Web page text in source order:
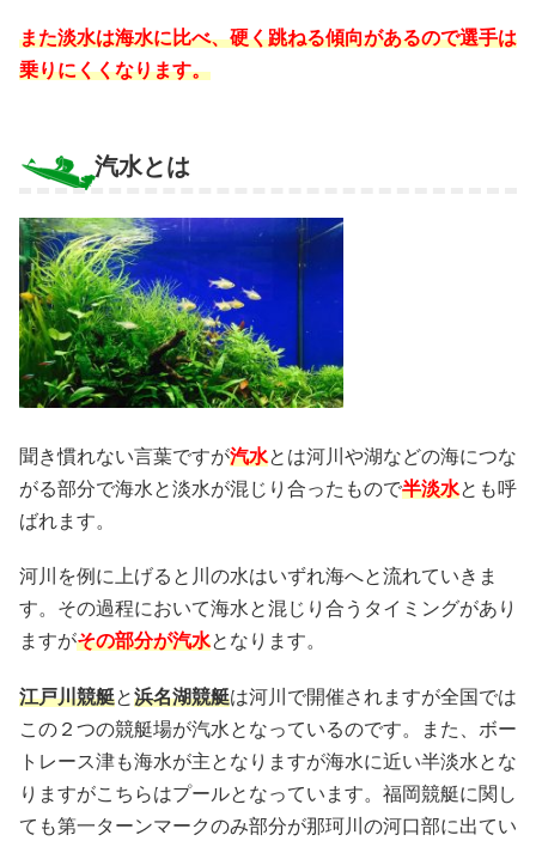
また淡水は海水に比べ、硬く跳ねる傾向があるので選手は
乗りにくくなります。
汽水とは
聞き慣れない言葉ですが汽水とは河川や湖などの海につな
がる部分で海水と淡水が混じり合ったもので半淡水とも呼
ばれます。
河川を例に上げると川の水はいずれ海へと流れていきま
す。その過程において海水と混じり合うタイミングがあり
ますがその部分が汽水となります。
江戸川競艇と浜名湖競艇は河川で開催されますが全国では
この２つの競艇場が汽水となっているのです。また、ボー
トレース津も海水が主となりますが海水に近い半淡水とな
りますがこちらはプールとなっています。福岡競艇に関し
ても第一ターンマークのみ部分が那珂川の河口部に出てい